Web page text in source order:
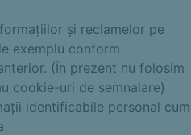
și reclamelor pe
exemplu conform
(În prezent nu folosim
cookie-uri de semnalare)
identificabile personal cum